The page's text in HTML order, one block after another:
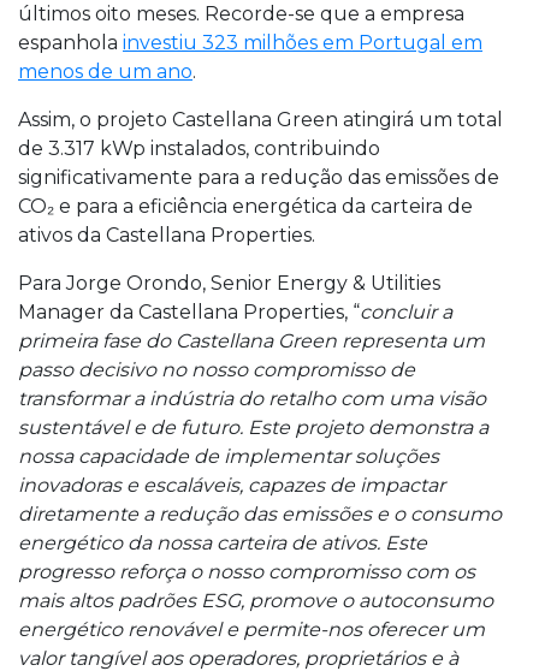
últimos oito meses. Recorde-se que a empresa
espanhola investiu 323 milhões em Portugal em
menos de um ano.
Assim, o projeto Castellana Green atingirá um total
de 3.317 kWp instalados, contribuindo
significativamente para a redução das emissões de
CO₂ e para a eficiência energética da carteira de
ativos da Castellana Properties.
Para Jorge Orondo, Senior Energy & Utilities
Manager da Castellana Properties, “concluir a
primeira fase do Castellana Green representa um
passo decisivo no nosso compromisso de
transformar a indústria do retalho com uma visão
sustentável e de futuro. Este projeto demonstra a
nossa capacidade de implementar soluções
inovadoras e escaláveis, capazes de impactar
diretamente a redução das emissões e o consumo
energético da nossa carteira de ativos. Este
progresso reforça o nosso compromisso com os
mais altos padrões ESG, promove o autoconsumo
energético renovável e permite-nos oferecer um
valor tangível aos operadores, proprietários e à